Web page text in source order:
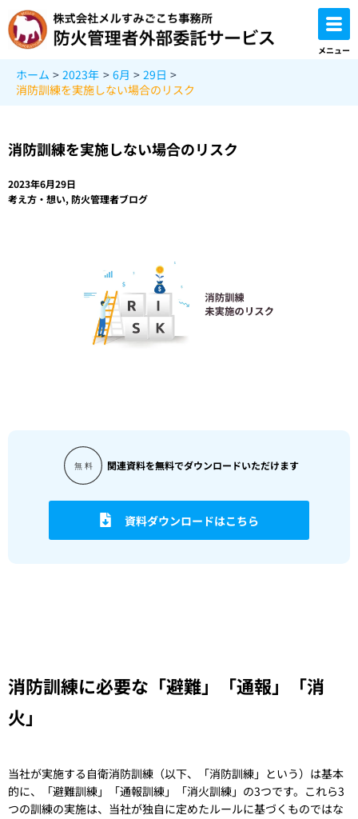
容
を
メニュー
ホーム 2023年 6月
29日
消防訓練を実施しない場合のリスク
消防訓練を実施しない場合のリスク
2023年6月29日
考え方・想い, 防火管理者ブログ
関連資料を無料でダウンロードいただけます
資料ダウンロードはこちら
消防訓練に必要な「避難」「通報」「消
火」
当社が実施する自衛消防訓練（以下、「消防訓練」という）は基本
的に、「避難訓練」「通報訓練」「消火訓練」の3つです。これら3
つの訓練の実施は、当社が独自に定めたルールに基づくものではな